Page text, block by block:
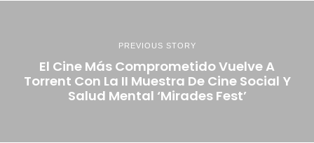
PREVIOUS STORY
El Cine Más Comprometido Vuelve A
Torrent Con La II Muestra De Cine Social Y
Salud Mental ‘Mirades Fest’